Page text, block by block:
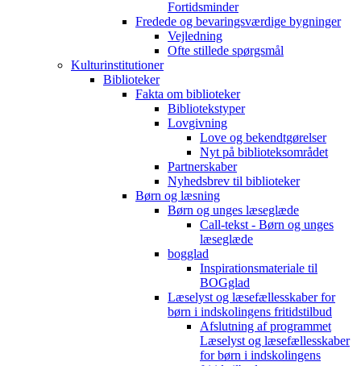
Fortidsminder
Fredede og bevaringsværdige bygninger
Vejledning
Ofte stillede spørgsmål
Kulturinstitutioner
Biblioteker
Fakta om biblioteker
Bibliotekstyper
Lovgivning
Love og bekendtgørelser
Nyt på biblioteksområdet
Partnerskaber
Nyhedsbrev til biblioteker
Børn og læsning
Børn og unges læseglæde
Call-tekst - Børn og unges
læseglæde
bogglad
Inspirationsmateriale til
BOGglad
Læselyst og læsefællesskaber for
børn i indskolingens fritidstilbud
Afslutning af programmet
Læselyst og læsefællesskaber
for børn i indskolingens